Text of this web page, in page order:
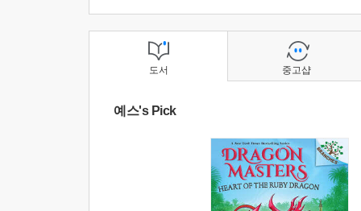
도서
예스's Pick
중고샵